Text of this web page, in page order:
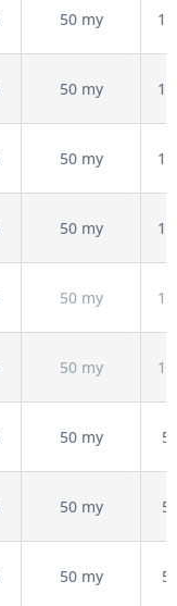
50 my
50 my
50 my
50 my
50 my
50 my
50 my
50 my
50 my